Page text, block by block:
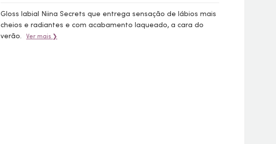
Gloss labial Niina Secrets que entrega sensação de lábios mais
cheios e radiantes e com acabamento laqueado, a cara do
verão.
Ver mais ❯